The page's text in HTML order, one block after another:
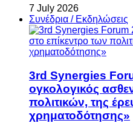
7 July 2026
Συνέδρια / Εκδηλώσεις
3rd Synergies
ογκολογικός
πολιτικών, της
χρηματοδότησης»